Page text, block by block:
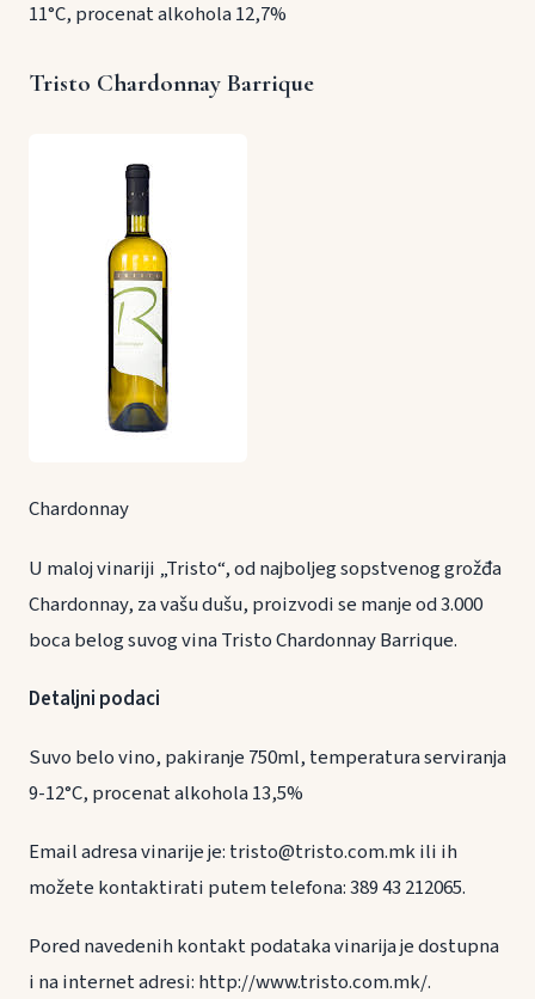
11°C, procenat alkohola 12,7%
Tristo Chardonnay Barrique
Chardonnay
U maloj vinariji „Tristo“, od najboljeg sopstvenog grožđa
Chardonnay, za vašu dušu, proizvodi se manje od 3.000
boca belog suvog vina Tristo Chardonnay Barrique.
Detaljni podaci
Suvo belo vino, pakiranje 750ml, temperatura serviranja
9-12°C, procenat alkohola 13,5%
Email adresa vinarije je: tristo@tristo.com.mk ili ih
možete kontaktirati putem telefona: 389 43 212065.
Pored navedenih kontakt podataka vinarija je dostupna
i na internet adresi: http://www.tristo.com.mk/.